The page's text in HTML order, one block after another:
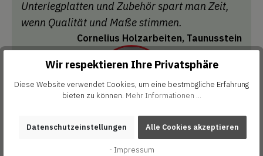
Unterlegplatten und Zubehör spart man Zeit,
wenn Qualität und Maße stimmen.
Cornelius Holzarbeiten, Taunusstein
Wir respektieren Ihre Privatsphäre
Diese Website verwendet Cookies, um eine bestmögliche Erfahrung
bieten zu können. Mehr Informationen ...
Datenschutzeinstellungen Alle Cookies akzeptieren
- Impressum